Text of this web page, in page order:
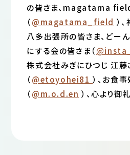
の皆さま、magatama
（@magatama_field ）
八多出張所の皆さま、どー
にする会の皆さま（
株式会社みぎにひつじ 江藤
（@etoyohei81）、お食
（@m.o.d.en ）、心より御